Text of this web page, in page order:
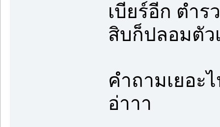
เบียร์อีก ตำ
สิบก็ปลอมตัว
คำถามเยอะ
อ่าาา